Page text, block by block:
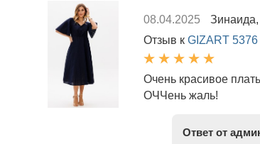
08.04.2025
Отзыв к GIZART 5376
Очень красивое
ОЧЧень жаль!
Ответ от